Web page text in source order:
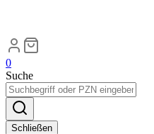
0
Suche
Schließen